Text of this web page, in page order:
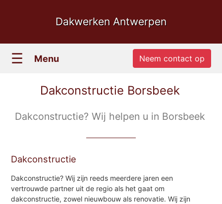
Dakwerken Antwerpen
☰ Menu Neem contact op
Dakconstructie Borsbeek
Dakconstructie? Wij helpen u in Borsbeek
Dakconstructie
Dakconstructie? Wij zijn reeds meerdere jaren een
vertrouwde partner uit de regio als het gaat om
dakconstructie, zowel nieuwbouw als renovatie. Wij zijn